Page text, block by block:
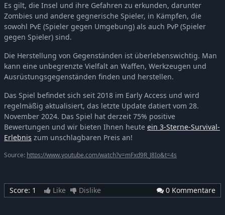
Es gilt, die Insel und ihre Gefahren zu erkunden, darunter
Zombies und andere gegnerische Spieler, in Kämpfen, die
sowohl PvE (Spieler gegen Umgebung) als auch PvP (Spieler
gegen Spieler) sind.
Die Herstellung von Gegenständen ist überlebenswichtig. Man
kann eine unbegrenzte Vielfalt an Waffen, Werkzeugen und
Ausrüstungsgegenständen finden und herstellen.
Das Spiel befindet sich seit 2018 im Early Access und wird
regelmäßig aktualisiert, das letzte Update datiert vom 28.
November 2024. Das Spiel hat derzeit 75% positive
Bewertungen und wir bieten Ihnen heute ein 3-Sterne-Survival-
Erlebnis zum unschlagbaren Preis an!
Source: https://www.youtube.com/watch?v=mFxd9R_J8Io&t=4s
Score: 1 Like Dislike 0 Kommentare